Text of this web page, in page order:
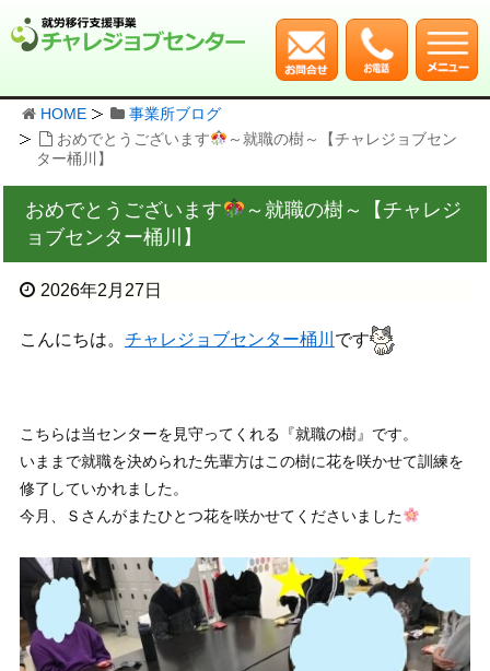
HOME
事業所ブログ
おめでとうございます
～就職の樹～【チャレジョブセン
ター桶川】
おめでとうございます
～就職の樹～【チャレジ
ョブセンター桶川】
2026年2月27日
こんにちは。 チャレジョブセンター桶川 です
こちらは当センターを見守ってくれる『就職の樹』です。
いままで就職を決められた先輩方はこの樹に花を咲かせて訓練を
修了していかれました。
今月、Ｓさんがまたひとつ花を咲かせてくださいました